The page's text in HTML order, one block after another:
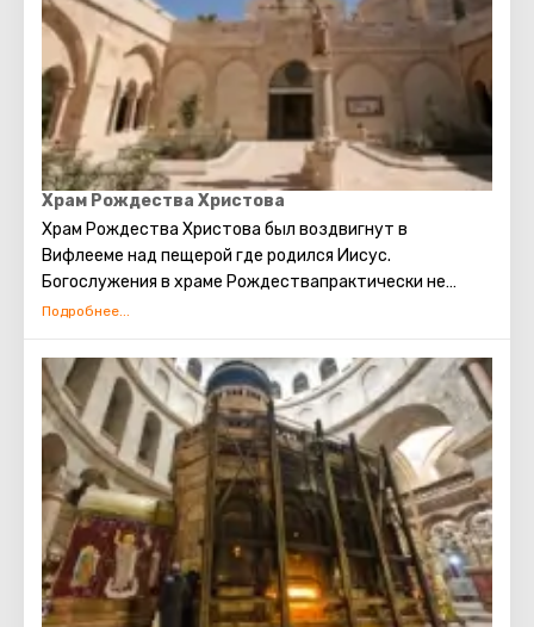
Храм Рождества Христова
Храм Рождества Христова был воздвигнут в
Вифлееме над пещерой где родился Иисус.
Богослужения в храме Рождествапрактически не
прерывались с ранневизантийской эпохи. Современное
единственным христианским храмом в
Палестине, сохранившимся с домусульманского
периода.